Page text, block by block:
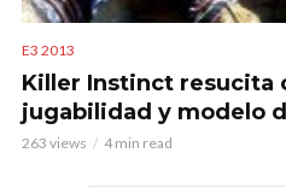
E3 2013
Killer Instinct resucita
jugabilidad y modelo
263 views 4 min read